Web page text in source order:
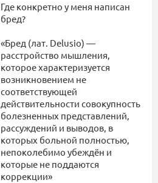
Где конкретно у меня написан
бред?
«Бред (лат. Delusio) —
расстройство мышления,
которое характеризуется
возникновением не
соответствующей
действительности совокупность
болезненных представлений,
рассуждений и выводов, в
которых больной полностью,
непоколебимо убеждён и
которые не поддаются
коррекции»